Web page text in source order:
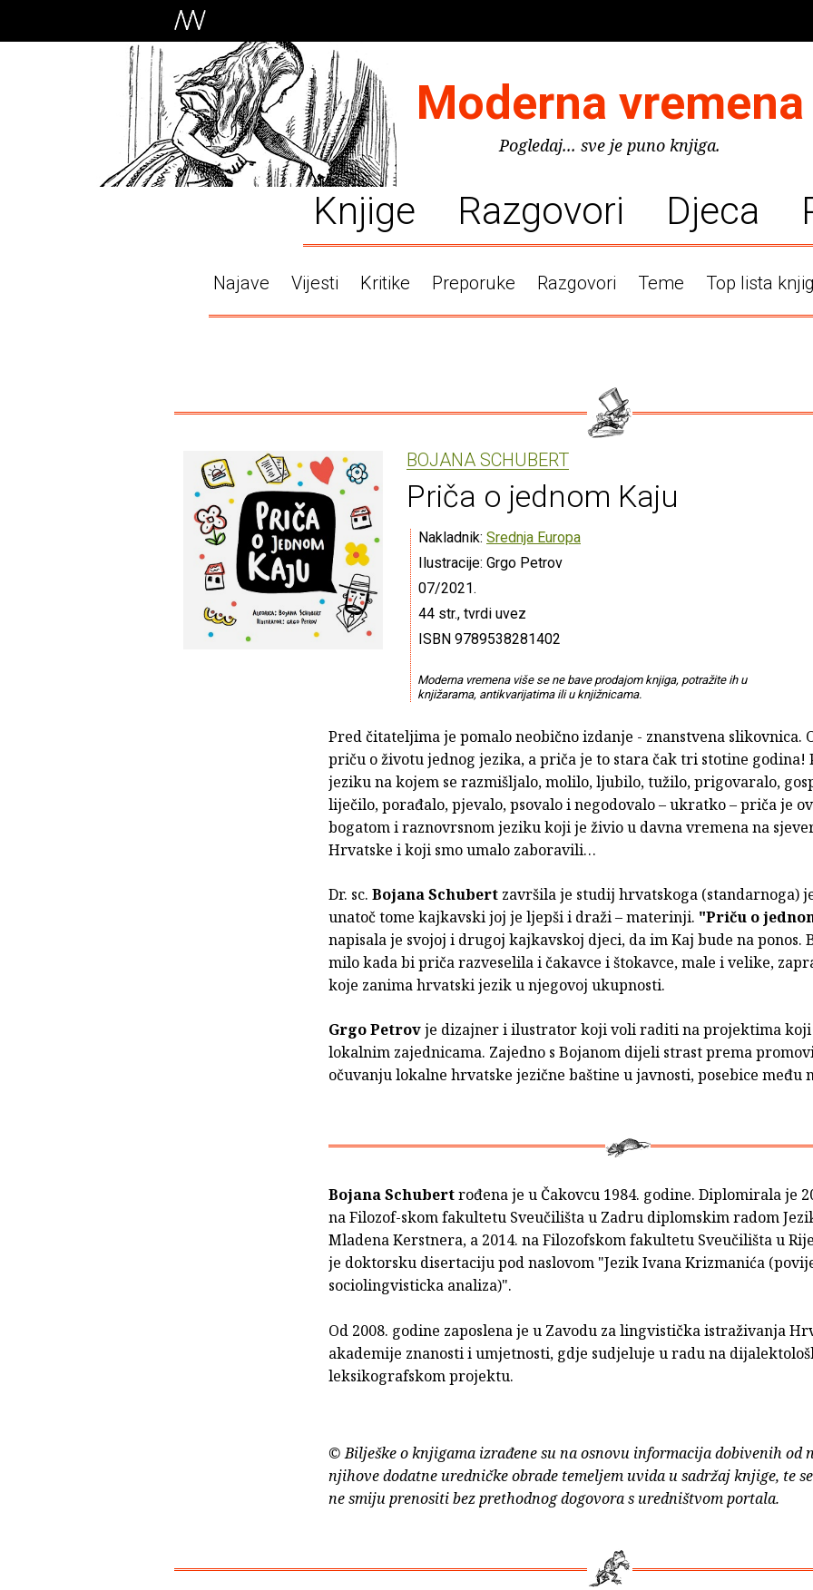
Moderna vremena
Pogledaj... sve je puno knjiga.
Knjige Razgovori Djeca
Najave Vijesti Kritike Preporuke Razgovori Teme Top lista
BOJANA SCHUBERT
Priča o jednom Kaju
Nakladnik: Srednja Europa
Ilustracije: Grgo Petrov
07/2021.
44 str., tvrdi uvez
ISBN 9789538281402
Moderna vremena više se ne bave prodajom knjiga, potražite ih u
knjižarama, antikvarijatima ili u knjižnicama.
Pred čitateljima je pomalo neobično izdanje - znanstvena slikovnica.
priču o životu jednog jezika, a priča je to stara čak tri stotine godina!
jeziku na kojem se razmišljalo, molilo, ljubilo, tužilo, prigovaralo,
liječilo, porađalo, pjevalo, psovalo i negodovalo – ukratko – priča je
bogatom i raznovrsnom jeziku koji je živio u davna vremena na
Hrvatske i koji smo umalo zaboravili…
Dr. sc. Bojana Schubert završila je studij hrvatskoga (standarnoga)
unatoč tome kajkavski joj je ljepši i draži – materinji. "Priču o
napisala je svojoj i drugoj kajkavskoj djeci, da im Kaj bude na ponos.
milo kada bi priča razveselila i čakavce i štokavce, male i velike,
koje zanima hrvatski jezik u njegovoj ukupnosti.
Grgo Petrovje dizajner i ilustrator koji voli raditi na projektima koji
lokalnim zajednicama. Zajedno s Bojanom dijeli strast prema
očuvanju lokalne hrvatske jezične baštine u javnosti, posebice među
Bojana Schubertrođena je u Čakovcu 1984. godine. Diplomirala je
na Filozof-skom fakultetu Sveučilišta u Zadru diplomskim radom
Mladena Kerstnera, a 2014. na Filozofskom fakultetu Sveučilišta u
je doktorsku disertaciju pod naslovom "Jezik Ivana Krizmanića
sociolingvisticka analiza)".
Od 2008. godine zaposlena je u Zavodu za lingvistička istraživanja
akademije znanosti i umjetnosti, gdje sudjeluje u radu na
leksikografskom projektu.
© Bilješke o knjigama izrađene su na osnovu informacija dobivenih od
njihove dodatne uredničke obrade temeljem uvida u sadržaj knjige, te
ne smiju prenositi bez prethodnog dogovora s uredništvom portala.